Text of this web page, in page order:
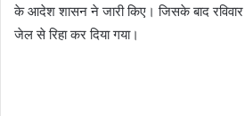
के आदेश शासन ने जारी किए। जिसके बाद रविवार
जेल से रिहा कर दिया गया।